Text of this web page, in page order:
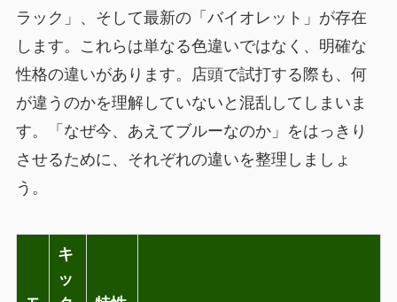
ラック」、そして最新の「バイオレット」が存在
します。これらは単なる色違いではなく、明確な
性格の違いがあります。店頭で試打する際も、何
が違うのかを理解していないと混乱してしまいま
す。「なぜ今、あえてブルーなのか」をはっきり
させるために、それぞれの違いを整理しましょ
う。
キ
ッ